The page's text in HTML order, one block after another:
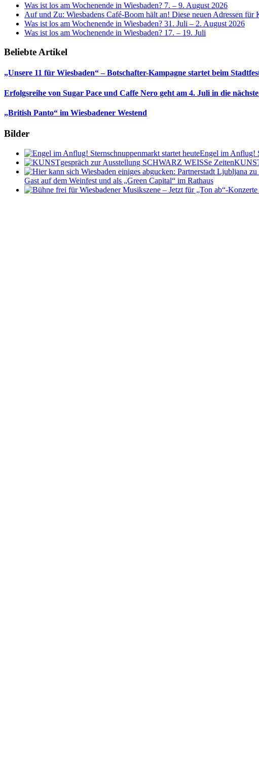
Was ist los am Wochenende in Wiesbaden? 7. – 9. August 2026
Auf und Zu: Wiesbadens Café-Boom hält an! Diese neuen Adressen für
Was ist los am Wochenende in Wiesbaden? 31. Juli – 2. August 2026
Was ist los am Wochenende in Wiesbaden? 17. – 19. Juli
Beliebte Artikel
„Unsere 11 für Wiesbaden“ – Botschafter-Kampagne startet beim
Erfolgsreihe von Sugar Pace und Caffe Nero geht am 4. Juli in die
„British Panto“ im Wiesbadener Westend
Bilder
Engel im Anflug!
Gast auf dem Weinfest und als „Green Capital“ im Rathaus